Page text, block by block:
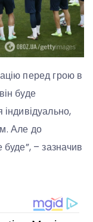
перед грою в
буде
індивідуально,
Але до
буде”, – зазначив